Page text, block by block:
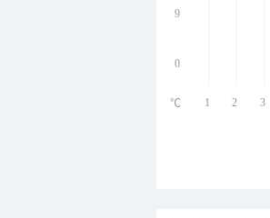
9
0
1 2 3
℃